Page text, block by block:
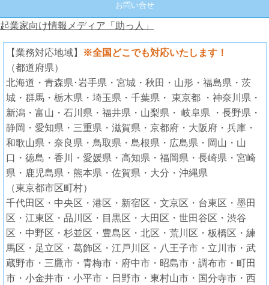
お問い合せ
起業家向け情報メディア「助っ人」
【業務対応地域】
※全国どこでも対応いたします！
（都道府県）
北海道・青森県･岩手県・宮城・秋田・山形・福島県・茨
城・群馬・栃木県・埼玉県・千葉県・ 東京都 ・神奈川県・
新潟・富山・石川県・福井県・山梨県・ 岐阜県 ・長野県・
静岡・愛知県・三重県・滋賀県・京都府・大阪府・兵庫・
和歌山県・奈良県・鳥取県・島根県・広島県・岡山・山
口・徳島・香川・愛媛県・高知県・福岡県・長崎県・宮崎
県・鹿児島県・熊本県・佐賀県・大分・沖縄県
（東京都市区町村）
千代田区・中央区・港区・新宿区・文京区・台東区・墨田
区・江東区・品川区・目黒区・大田区・世田谷区・渋谷
区・中野区・杉並区・豊島区・北区・荒川区・板橋区・練
馬区・足立区・葛飾区・江戸川区・八王子市・立川市・武
蔵野市・三鷹市・青梅市・府中市・昭島市・調布市・町田
市・小金井市・小平市・日野市・東村山市・国分寺市・西